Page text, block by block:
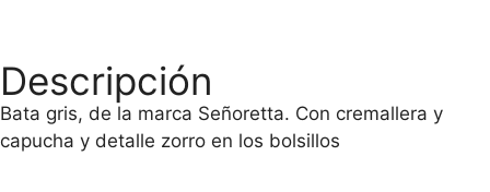
Descripción
Bata gris, de la marca Señoretta. Con cremallera y
capucha y detalle zorro en los bolsillos